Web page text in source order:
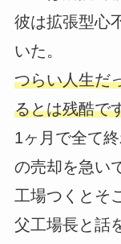
彼は拡張型心
いた。
つらい人生だ
るとは残酷で
1ヶ月で全て
の売却を急い
工場つくとそ
父工場長と話